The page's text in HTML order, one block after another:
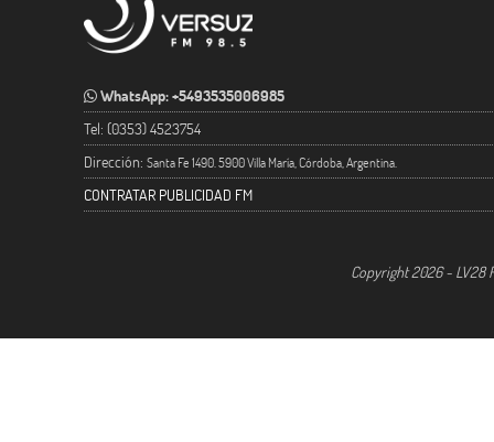
WhatsApp: +5493535006985
Tel: (0353) 4523754
Dirección: Santa Fe 1490. 5900 Villa María, Córdoba, Argentina.
CONTRATAR PUBLICIDAD FM
Copyright 2026 - LV28